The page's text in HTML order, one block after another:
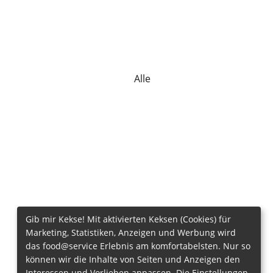
Alle
Gib mir Kekse! Mit aktivierten Keksen (Cookies) für
Marketing, Statistiken, Anzeigen und Werbung wird
das food@service Erlebnis am komfortabelsten. Nur so
können wir die Inhalte von Seiten und Anzeigen den